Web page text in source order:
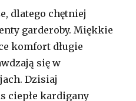
dlatego chętniej
garderoby. Miękkie
komfort długie
się w
Dzisiaj
ciepłe kardigany